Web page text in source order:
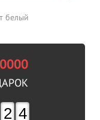
белый
2 3